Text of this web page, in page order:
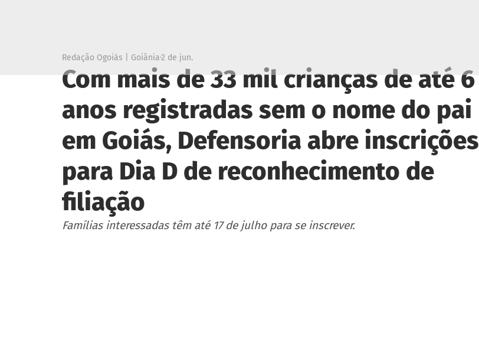
Com mais de 33 mil crianças de até 6
anos registradas sem o nome do pai
em Goiás, Defensoria abre inscrições
para Dia D de reconhecimento de
filiação
Redação Ogoiás | Goiânia2 de jun.
Famílias interessadas têm até 17 de julho para se inscrever.